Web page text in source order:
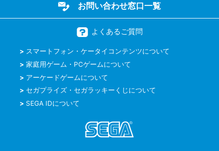
お問い合わせ窓口一覧
よくあるご質問
スマートフォン・ケータイコンテンツについて
家庭用ゲーム・PCゲームについて
アーケードゲームについて
セガプライズ・セガラッキーくじについて
SEGA IDについて